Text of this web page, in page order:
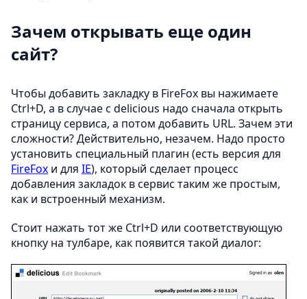
Зачем открывать еще один
сайт?
Чтобы добавить закладку в FireFox вы нажимаете
Ctrl+D, а в случае с delicious надо сначала открыть
страницу сервиса, а потом добавить URL. Зачем эти
сложности? Действительно, незачем. Надо просто
установить специальный плагин (есть версия для
FireFox и для IE), который сделает процесс
добавления закладок в сервис таким же простым,
как и встроенный механизм.
Стоит нажать тот же Ctrl+D или соответствующую
кнопку на тулбаре, как появится такой диалог: